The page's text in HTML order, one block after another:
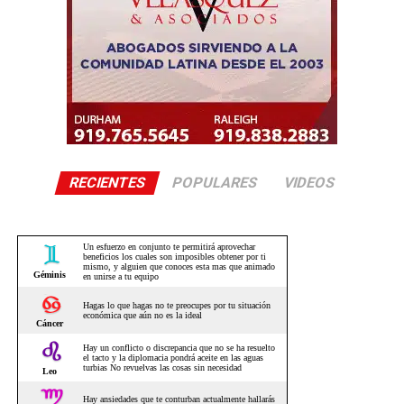
RECIENTES POPULARES VIDEOS